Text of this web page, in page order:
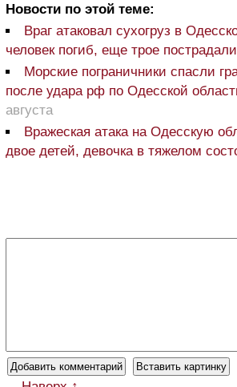
Новости по этой теме:
Враг атаковал сухогруз в
человек погиб, еще трое пострадали
Морские пограничники спасли
после удара рф по Одесской
августа
Вражеская атака на Одесскую
двое детей, девочка в тяжелом